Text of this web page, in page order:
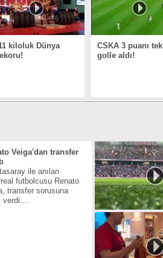
kiloluk Dünya
CSKA 3 puanı tek
golle aldı!
Veiga'dan transfer
ile anılan
futbolcusu Renato
transfer sorusuna
verdi....